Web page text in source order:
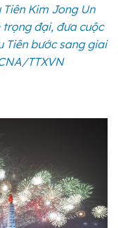
Kim Jong Un
đại, đưa cuộc
Tiên bước sang giai
TTXVN